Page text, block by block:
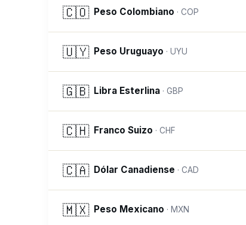
🇨🇴 Peso Colombiano · COP
🇺🇾 Peso Uruguayo · UYU
🇬🇧 Libra Esterlina · GBP
🇨🇭 Franco Suizo · CHF
🇨🇦 Dólar Canadiense · CAD
🇲🇽 Peso Mexicano · MXN